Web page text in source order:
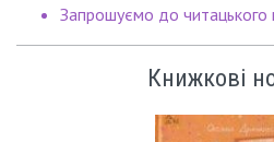
Запрошуємо до читацького
Книжкові